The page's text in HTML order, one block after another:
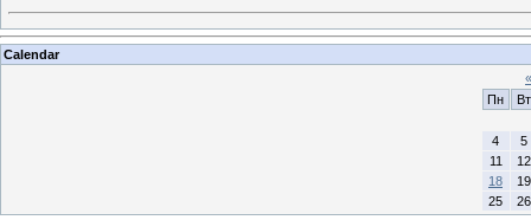
Calendar
«
Пн
Вт
4
5
11
12
18
19
25
26